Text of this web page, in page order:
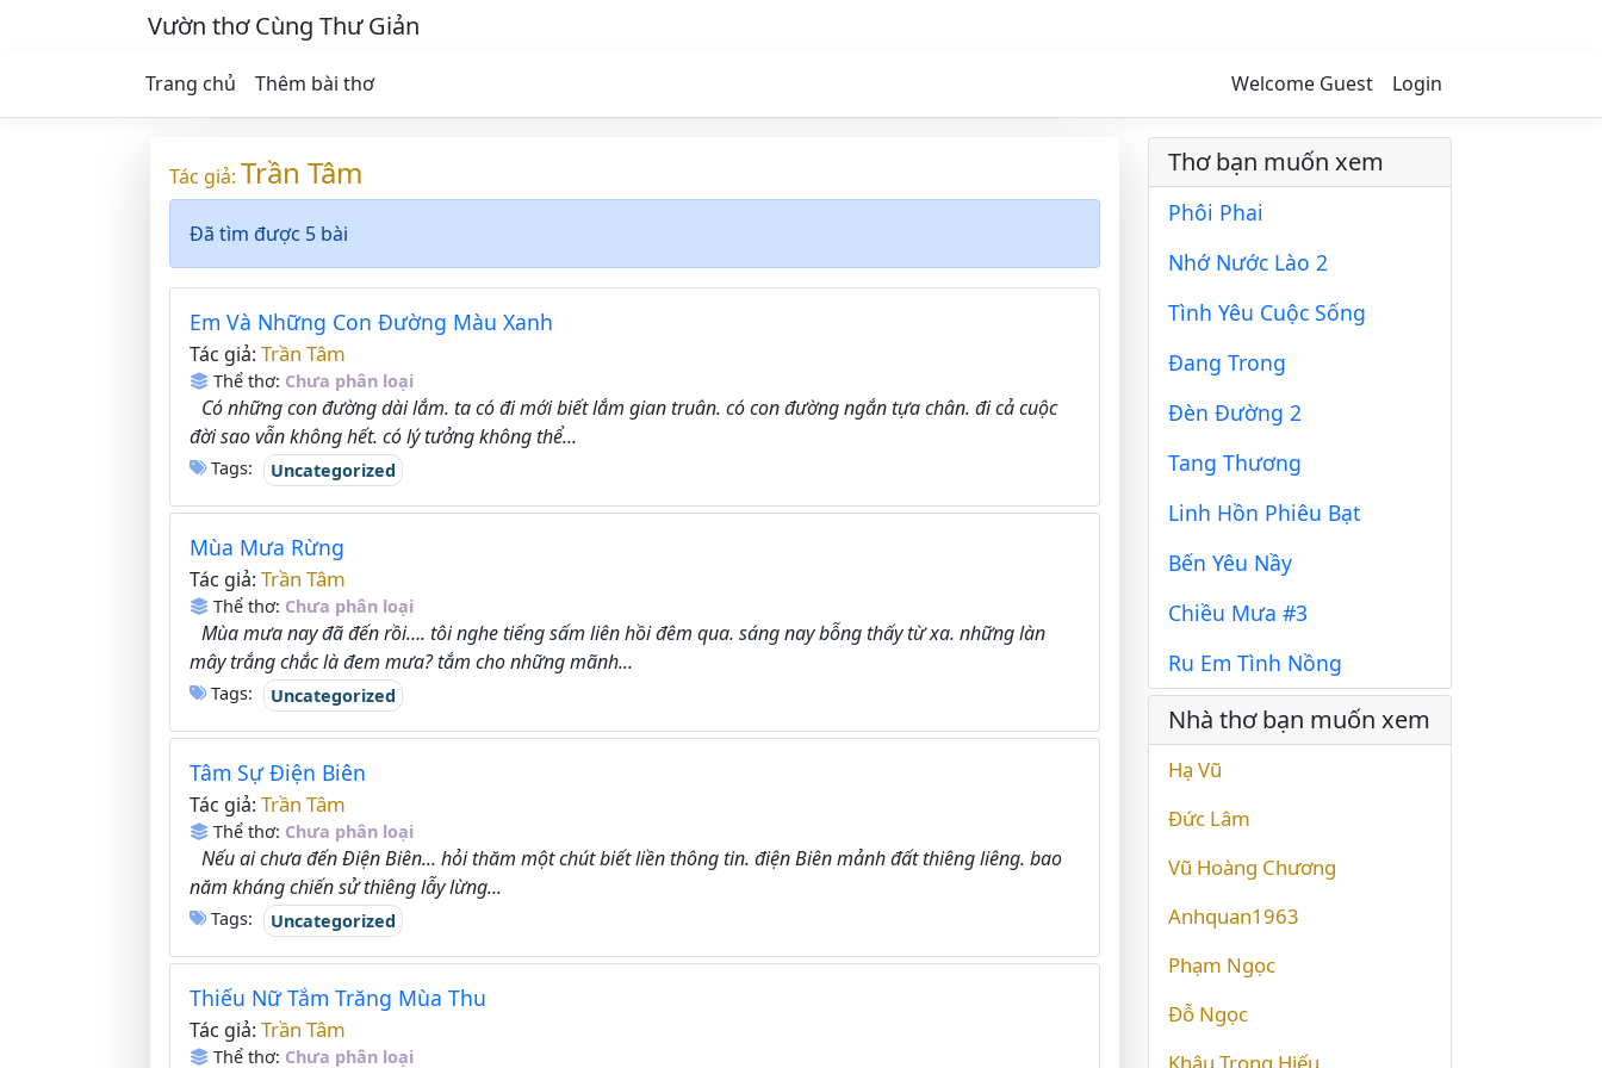
Vườn thơ Cùng Thư Giản
Trang chủ Thêm bài thơ Welcome Guest Login
Tác giả: Trần Tâm
Đã tìm được 5 bài
Em Và Những Con Đường Màu Xanh
Tác giả: Trần Tâm
Thể thơ: Chưa phân loại
Có những con đường dài lắm. ta có đi mới biết lắm gian truân. có con đường ngắn tựa chân. đi cả cuộc
đời sao vẫn không hết. có lý tưởng không thể...
Tags: Uncategorized
Mùa Mưa Rừng
Tác giả: Trần Tâm
Thể thơ: Chưa phân loại
Mùa mưa nay đã đến rồi…. tôi nghe tiếng sấm liên hồi đêm qua. sáng nay bỗng thấy từ xa. những làn
mây trắng chắc là đem mưa? tắm cho những mãnh...
Tags: Uncategorized
Tâm Sự Điện Biên
Tác giả: Trần Tâm
Thể thơ: Chưa phân loại
Nếu ai chưa đến Điện Biên... hỏi thăm một chút biết liền thông tin. điện Biên mảnh đất thiêng liêng. bao
năm kháng chiến sử thiêng lẫy lừng...
Tags: Uncategorized
Thiếu Nữ Tắm Trăng Mùa Thu
Tác giả: Trần Tâm
Thể thơ: Chưa phân loại
Thơ bạn muốn xem
Phôi Phai
Nhớ Nước Lào 2
Tình Yêu Cuộc Sống
Đang Trong
Đèn Đường 2
Tang Thương
Linh Hồn Phiêu Bạt
Bến Yêu Nầy
Chiều Mưa #3
Ru Em Tình Nồng
Nhà thơ bạn muốn xem
Hạ Vũ
Đức Lâm
Vũ Hoàng Chương
Anhquan1963
Phạm Ngọc
Đỗ Ngọc